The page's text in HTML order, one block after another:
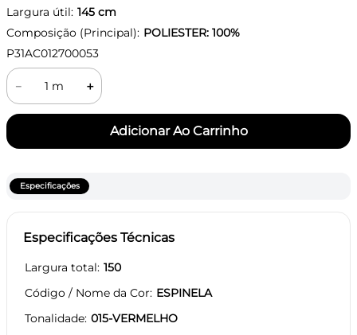
Largura útil: 145 cm
Composição (Principal): POLIESTER: 100%
P31AC012700053
＋
－
Especificações
Especificações Técnicas
Largura total 150
Código / Nome da Cor ESPINELA
Tonalidade 015-VERMELHO